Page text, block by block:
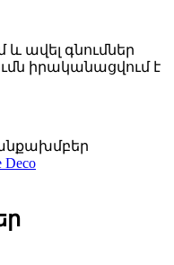
ավել գնումներ
իրականացվում է
Deco